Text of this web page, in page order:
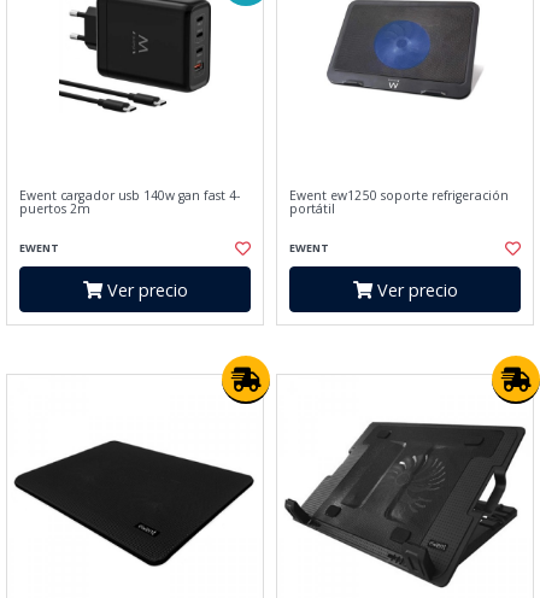
Ewent cargador usb 140w gan fast 4-
puertos 2m
EWENT
Ver precio
Ewent ew1250 soporte refrigeración
portátil
EWENT
Ver precio